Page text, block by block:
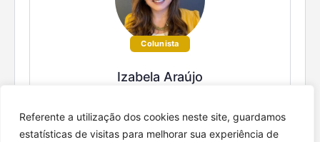
Referente a utilização dos cookies neste site, guardamos
estatísticas de visitas para melhorar sua experiência de
Colunista
Izabela Araújo